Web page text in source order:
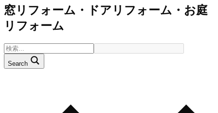
窓リフォーム・ドアリフォーム・お庭
リフォーム
Search